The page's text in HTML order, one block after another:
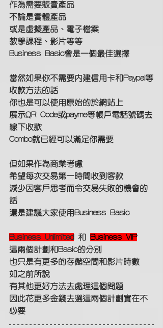
作為需要販賣產品
不論是實體產品
或是虛擬產品、電子檔案
教學課程、影片等等
Business Basic會是一個最佳選擇
當然如果你不需要內建信用卡和Paypal等
收款方法的話
你也是可以使用原始的於網站上
展示QR Code或payme等帳戶電話號碼去
線下收款
Combo就已經可以滿足你需要
但如果作為商業考慮
希望每次交易第一時間收到客款
減少因客戶思考而令交易失敗的機會的
話
還是建議大家使用Business Basic
Business Unlimited 和 Business VIP
這兩個計劃和Basic的分別
也只是有更多的存儲空間和影片時數
如之前所說
有其他更好方法去處理這個問題
因此花更多金錢去選這兩個計劃實在不
必要